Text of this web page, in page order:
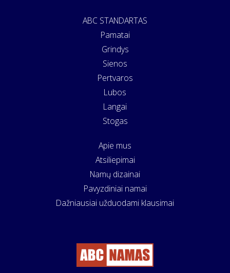
ABC STANDARTAS
Pamatai
Grindys
Sienos
Pertvaros
Lubos
Langai
Stogas
Apie mus
Atsiliepimai
Namų dizainai
Pavyzdiniai namai
Dažniausiai užduodami klausimai